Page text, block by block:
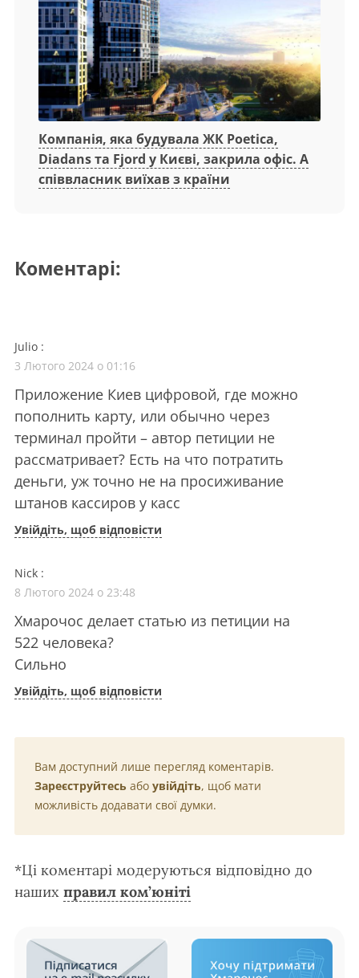
Компанія, яка будувала ЖК Poetica,
Diadans та Fjord у Києві, закрила офіс. А
співвласник виїхав з країни
Коментарі:
Julio :
3 Лютого 2024 о 01:16
Приложение Киев цифровой, где можно
пополнить карту, или обычно через
терминал пройти – автор петиции не
рассматривает? Есть на что потратить
деньги, уж точно не на просиживание
штанов кассиров у касс
Увійдіть, щоб відповісти
Nick :
8 Лютого 2024 о 23:48
Хмарочос делает статью из петиции на
522 человека?
Сильно
Увійдіть, щоб відповісти
Вам доступний лише перегляд коментарів.
Зареєструйтесь або увійдіть, щоб мати
можливість додавати свої думки.
*Ці коментарі модеруються відповідно до
наших правил ком’юніті